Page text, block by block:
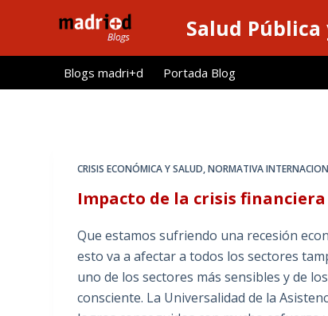
l
Salud Pública
Blogs madri+d Portada Blog
CRISIS ECONÓMICA Y SALUD,NORMATIVA
Impacto de la crisis
Que estamos sufriendo una recesión
esto va a afectar a todos los sectores
uno de los sectores más sensibles y de
consciente. La Universalidad de la